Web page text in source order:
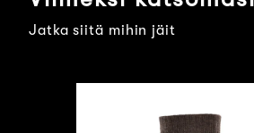
Jatka siitä mihin jäit